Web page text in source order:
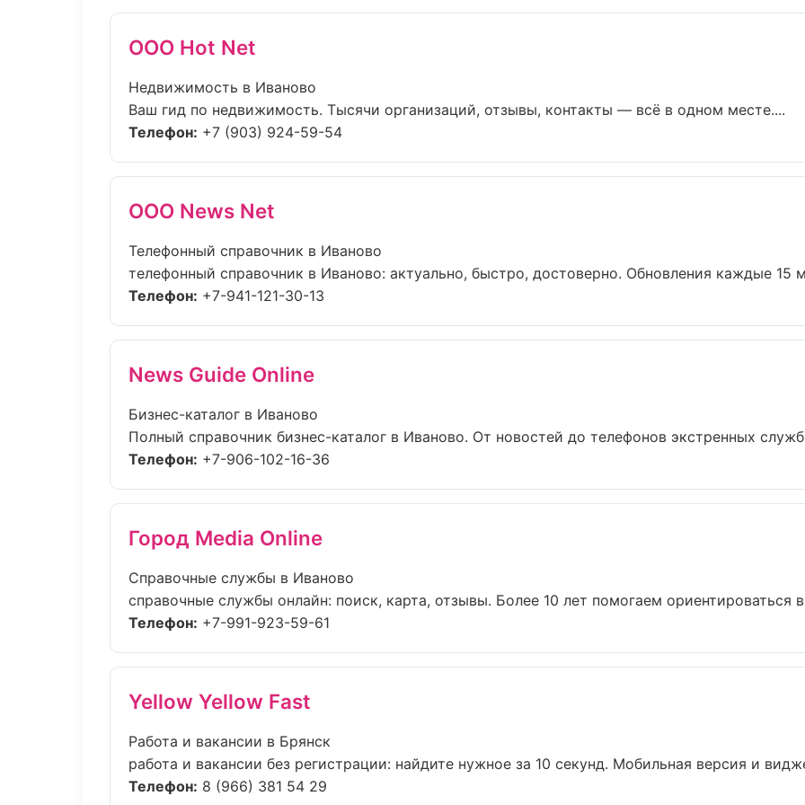
ООО Hot Net
Недвижимость в Иваново
Ваш гид по недвижимость. Тысячи организаций, отзывы, контакты — всё в одном месте....
Телефон: +7 (903) 924-59-54
ООО News Net
Телефонный справочник в Иваново
телефонный справочник в Иваново: актуально, быстро, достоверно. Обновления каждые 15
Телефон: +7-941-121-30-13
News Guide Online
Бизнес-каталог в Иваново
Полный справочник бизнес-каталог в Иваново. От новостей до телефонов экстренных
Телефон: +7-906-102-16-36
Город Media Online
Справочные службы в Иваново
справочные службы онлайн: поиск, карта, отзывы. Более 10 лет помогаем ориентироваться
Телефон: +7-991-923-59-61
Yellow Yellow Fast
Работа и вакансии в Брянск
работа и вакансии без регистрации: найдите нужное за 10 секунд. Мобильная версия и
Телефон: 8 (966) 381 54 29